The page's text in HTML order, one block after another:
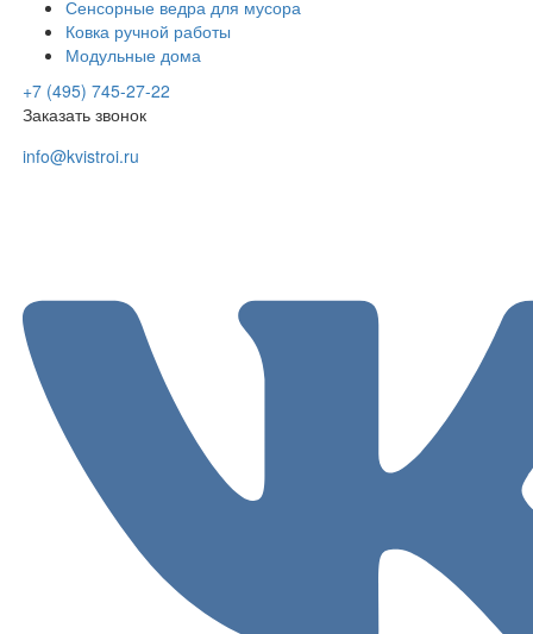
Сенсорные ведра для мусора
Ковка ручной работы
Модульные дома
+7 (495) 745-27-22
Заказать звонок
info@kvistroi.ru